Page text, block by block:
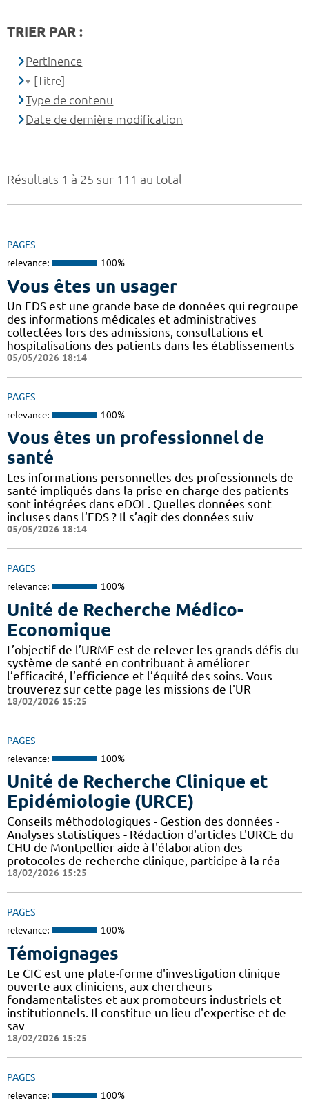
Résultats 1 à 25 sur 111 au total
PAGES
relevance: 100%
Vous êtes un usager
Un EDS est une grande base de données qui regroupe
des informations médicales et administratives
collectées lors des admissions, consultations et
hospitalisations des patients dans les établissements
05/05/2026 18:14
PAGES
relevance: 100%
Vous êtes un professionnel de
santé
Les informations personnelles des professionnels de
santé impliqués dans la prise en charge des patients
sont intégrées dans eDOL. Quelles données sont
incluses dans l’EDS ? Il s’agit des données suiv
05/05/2026 18:14
PAGES
relevance: 100%
Unité de Recherche Médico-
Economique
L’objectif de l’URME est de relever les grands défis du
système de santé en contribuant à améliorer
l’efficacité, l’efficience et l’équité des soins. Vous
trouverez sur cette page les missions de l'UR
18/02/2026 15:25
PAGES
relevance: 100%
Unité de Recherche Clinique et
Epidémiologie (URCE)
Conseils méthodologiques - Gestion des données -
Analyses statistiques - Rédaction d'articles L'URCE du
CHU de Montpellier aide à l'élaboration des
protocoles de recherche clinique, participe à la réa
18/02/2026 15:25
PAGES
relevance: 100%
Témoignages
Le CIC est une plate-forme d'investigation clinique
ouverte aux cliniciens, aux chercheurs
fondamentalistes et aux promoteurs industriels et
institutionnels. Il constitue un lieu d'expertise et de
sav
18/02/2026 15:25
PAGES
relevance: 100%
TRIER PAR :
Pertinence
[Titre]
Type de contenu
Date de dernière modification